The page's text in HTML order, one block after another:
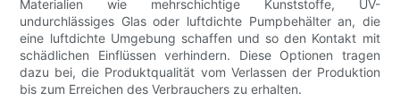
Materialien wie mehrschichtige Kunststoffe, UV-
undurchlässiges Glas oder luftdichte Pumpbehälter an, die
eine luftdichte Umgebung schaffen und so den Kontakt mit
schädlichen Einflüssen verhindern. Diese Optionen tragen
dazu bei, die Produktqualität vom Verlassen der Produktion
bis zum Erreichen des Verbrauchers zu erhalten.